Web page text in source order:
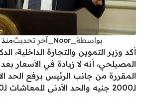
بواسطة _Noor_ آخر تحديثمنذ 7
أكد وزير التموين والتجارة الداخلية،
المصيلحي، أنه لا زيادة في الأسعار
المقررة من جانب الرئيس برفع الحد
لـ2000 جنيه والحد الأدنى للمعاشات لـ900 جنيه.